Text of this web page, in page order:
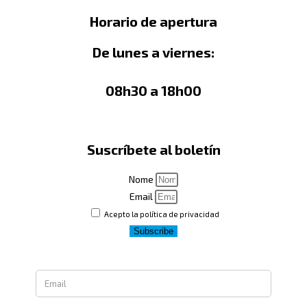
Horario de apertura
De lunes a viernes:
08h30 a 18h00
Suscríbete al boletín
Nome
Email
Acepto la política de privacidad
Subscribe